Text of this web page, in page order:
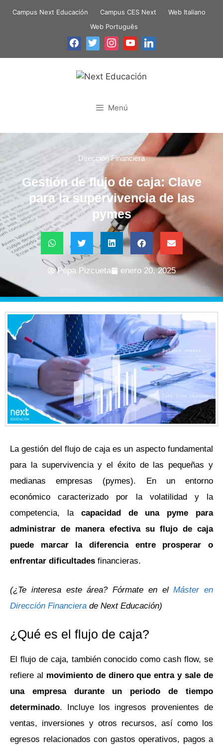
Campus Next Educación Campus CES Next
Web Italiano
Web Português
Menú
Dirección Financiera
Gestión de flujo de caja: Clave
para la supervivencia de las
pymes
Pepa Pizcueta enero 20, 2025
La gestión del flujo de caja es un aspecto fundamental
para la supervivencia y el éxito de las pequeñas y
medianas empresas (pymes). En un entorno
económico caracterizado por la volatilidad y la
competencia, la capacidad de una pyme para
administrar de manera efectiva su flujo de caja
puede marcar la diferencia entre prosperar o
enfrentar dificultades financieras.
(¿Te interesa este área? Fórmate en elMáster en
Dirección Financiera de Next Educación)
¿Qué es el flujo de caja?
El flujo de caja, también conocido como cash flow, se
refiere al movimiento de dinero que entra y sale de
una empresa durante un periodo de tiempo
determinado. Incluye los ingresos provenientes de
ventas, inversiones y otros recursos, así como los
egresos relacionados con gastos operativos, pagos a